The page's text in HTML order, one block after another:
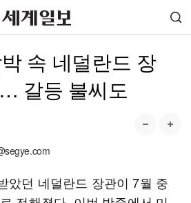
속 네덜란드 장
갈등 불씨도
았던 네덜란드 장관이 7월 중